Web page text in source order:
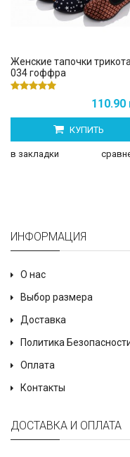
Женские тапочки
034 гоффра
110.90
КУПИТЬ
в закладки
ИНФОРМАЦИЯ
О нас
Выбор размера
Доставка
Политика
Оплата
Контакты
ДОСТАВКА И ОПЛАТА